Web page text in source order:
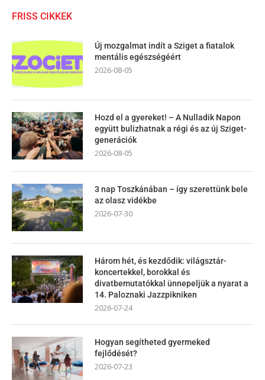
FRISS CIKKEK
Új mozgalmat indít a Sziget a fiatalok
mentális egészségéért
2026-08-05
Hozd el a gyereket! – A Nulladik Napon
együtt bulizhatnak a régi és az új Sziget-
generációk
2026-08-05
3 nap Toszkánában – így szerettünk bele
az olasz vidékbe
2026-07-30
Három hét, és kezdődik: világsztár-
koncertekkel, borokkal és
divatbemutatókkal ünnepeljük a nyarat a
14. Paloznaki Jazzpikniken
2026-07-24
Hogyan segítheted gyermeked
fejlődését?
2026-07-23